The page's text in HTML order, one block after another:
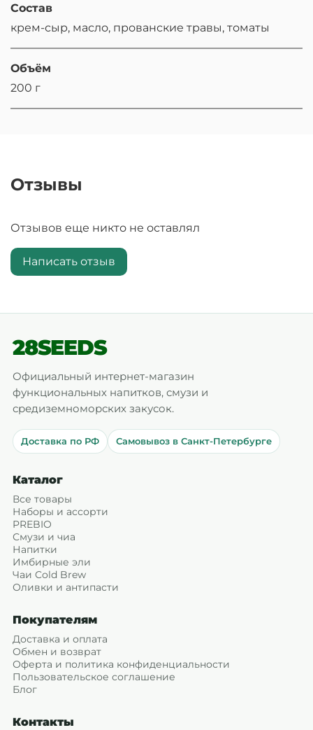
Состав
крем-сыр, масло, прованские травы, томаты
Объём
200 г
Отзывы
Отзывов еще никто не оставлял
Написать отзыв
28SEEDS
Официальный интернет-магазин
функциональных напитков, смузи и
средиземноморских закусок.
Доставка по РФ Самовывоз в Санкт-Петербурге
Каталог
Все товары
Наборы и ассорти
PREBIO
Смузи и чиа
Напитки
Имбирные эли
Чаи Cold Brew
Оливки и антипасти
Покупателям
Доставка и оплата
Обмен и возврат
Оферта и политика конфиденциальности
Пользовательское соглашение
Блог
Контакты